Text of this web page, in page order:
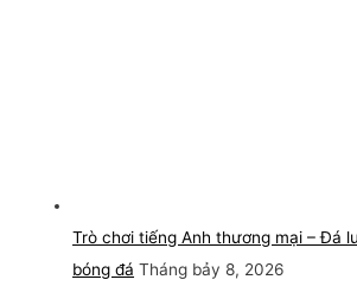
Trò chơi tiếng Anh thương mại – Đá
bóng đá Tháng bảy 8, 2026